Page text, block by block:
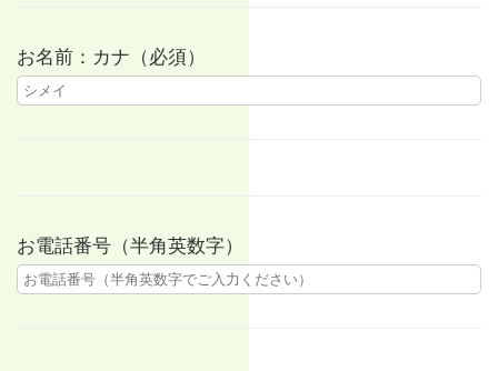
お名前：カナ（必須）
お電話番号（半角英数字）